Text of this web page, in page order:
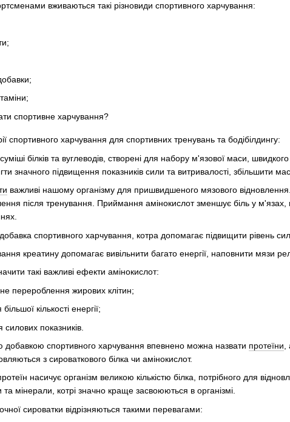
вживаються такі різновиди спортивного харчування:
спортивного харчування для спортивних тренувань та бодібілдингу:
білків та вуглеводів, створені для набору м'язової маси,
значного підвищення показників сили та витривалості, збільшити
важливі нашому організму для пришвидшеного мязового
після тренування. Приймання амінокислот зменшує біль у
спортивного харчування, котра допомагає підвищити рівень
креатину допомагає вивільнити багато енергії, наповнити мязи
такі важливі ефекти амінокислот:
перероблення жирових клітин;
кількості енергії;
показників.
добавкою спортивного харчування впевнено можна назвати протеїни
з сироваткового білка чи амінокислот.
насичує організм великою кількістю білка, потрібного для
та мінерали, котрі значно краще засвоюються в організмі.
сироватки відрізняються такими перевагами: